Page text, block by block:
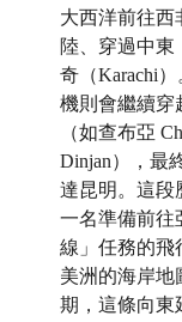
大西洋前往西
陸、穿過中東
奇（Karachi
機則會繼續穿
（如查布亞
Dinjan），最
達昆明。這段
一名準備前往
線」任務的飛
美洲的海岸地
期，這條向東